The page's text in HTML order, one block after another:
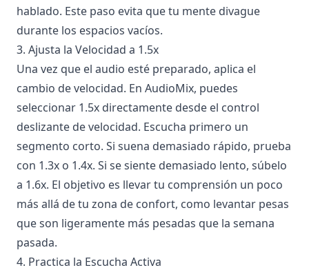
hablado. Este paso evita que tu mente divague
durante los espacios vacíos.
3. Ajusta la Velocidad a 1.5x
Una vez que el audio esté preparado, aplica el
cambio de velocidad. En AudioMix, puedes
seleccionar 1.5x directamente desde el control
deslizante de velocidad. Escucha primero un
segmento corto. Si suena demasiado rápido, prueba
con 1.3x o 1.4x. Si se siente demasiado lento, súbelo
a 1.6x. El objetivo es llevar tu comprensión un poco
más allá de tu zona de confort, como levantar pesas
que son ligeramente más pesadas que la semana
pasada.
4. Practica la Escucha Activa